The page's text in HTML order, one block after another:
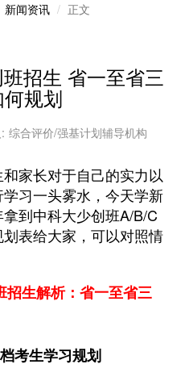
新闻资讯 正文
招生 省一至省三
规划
综合评价/强基计划辅导机构
家长对于自己的实力以
习一头雾水，今天学新
到中科大少创班A/B/C
表给大家，可以对照情
生解析：省一至省三
考生学习规划